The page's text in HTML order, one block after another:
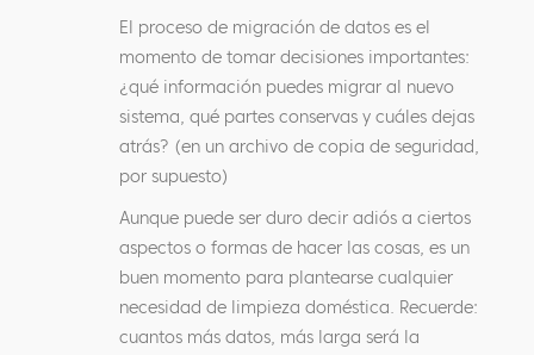
El proceso de migración de datos es el
momento de tomar decisiones importantes:
¿qué información puedes migrar al nuevo
sistema, qué partes conservas y cuáles dejas
atrás? (en un archivo de copia de seguridad,
por supuesto)
Aunque puede ser duro decir adiós a ciertos
aspectos o formas de hacer las cosas, es un
buen momento para plantearse cualquier
necesidad de limpieza doméstica. Recuerde:
cuantos más datos, más larga será la